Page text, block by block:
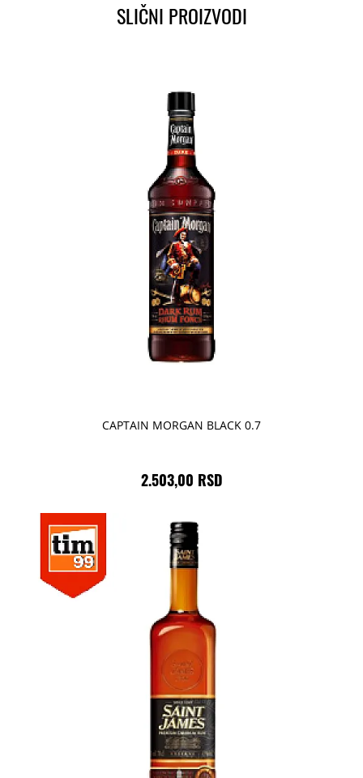
SLIČNI PROIZVODI
CAPTAIN MORGAN BLACK 0.7
2.503,00 RSD